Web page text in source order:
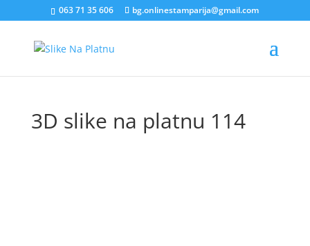
063 71 35 606 bg.onlinestamparija@gmail.com
3D slike na platnu 114